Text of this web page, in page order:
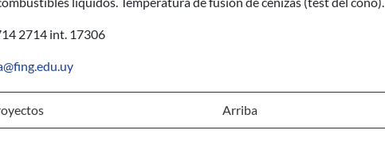
2714 int. 17306
Arriba